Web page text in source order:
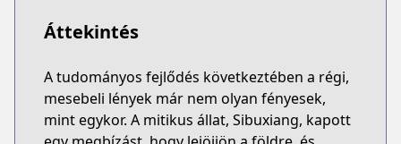
Áttekintés
A tudományos fejlődés következtében a régi,
mesebeli lények már nem olyan fényesek,
mint egykor. A mitikus állat, Sibuxiang, kapott